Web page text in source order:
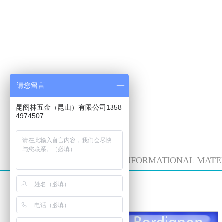
DOWNLOAD INFORMATIONAL
技术数据表格
下载文档
请您留言
昆阁林五金（昆山）有限公司1358
4974507